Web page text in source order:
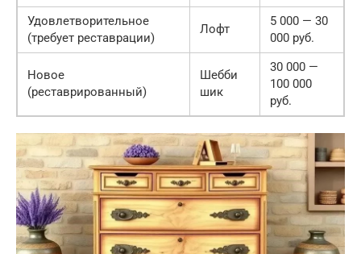
Удовлетворительное
(требует реставрации)
Лофт
5 000 — 30
000 руб.
Новое
(реставрированный)
Шебби
шик
30 000 —
100 000
руб.